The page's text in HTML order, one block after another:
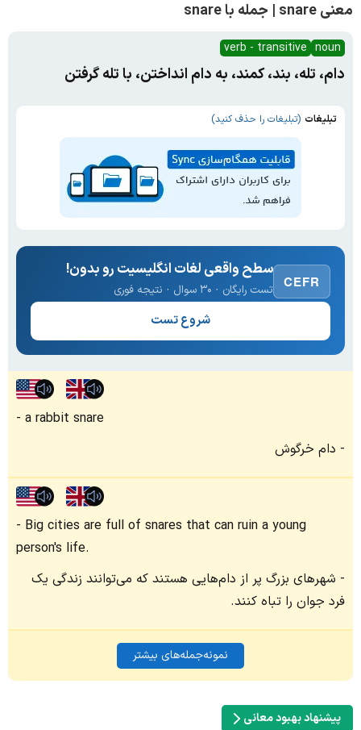
معنی snare | جمله با snare
noun
verb - transitive
دام، تله، بند، کمند، به دام انداختن، با تله گرفتن
تبلیغات (تبلیغات را حذف کنید)
CEFR
سطح واقعی لغات انگلیسیت رو بدون!
تست رایگان · ۳۰ سوال · نتیجه فوری
شروع تست
a rabbit snare
دام خرگوش
Big cities are full of snares that can ruin a young
person's life.
شهرهای بزرگ پر از دام‌هایی هستند که می‌توانند زندگی یک
فرد جوان را تباه کنند.
نمونه‌جمله‌های بیشتر
پیشنهاد بهبود معانی